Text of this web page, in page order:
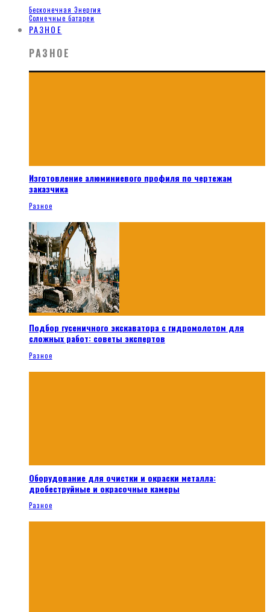
Бесконечная Энергия
Солнечные батареи
РАЗНОЕ
РАЗНОЕ
Изготовление алюминиевого профиля по чертежам
заказчика
Разное
Подбор гусеничного экскаватора с гидромолотом для
сложных работ: советы экспертов
Разное
Оборудование для очистки и окраски металла:
дробеструйные и окрасочные камеры
Разное